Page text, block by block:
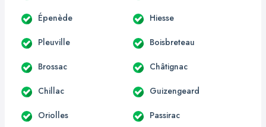
Épenède Hiesse
Pleuville Boisbreteau
Brossac Châtignac
Chillac Guizengeard
Oriolles Passirac